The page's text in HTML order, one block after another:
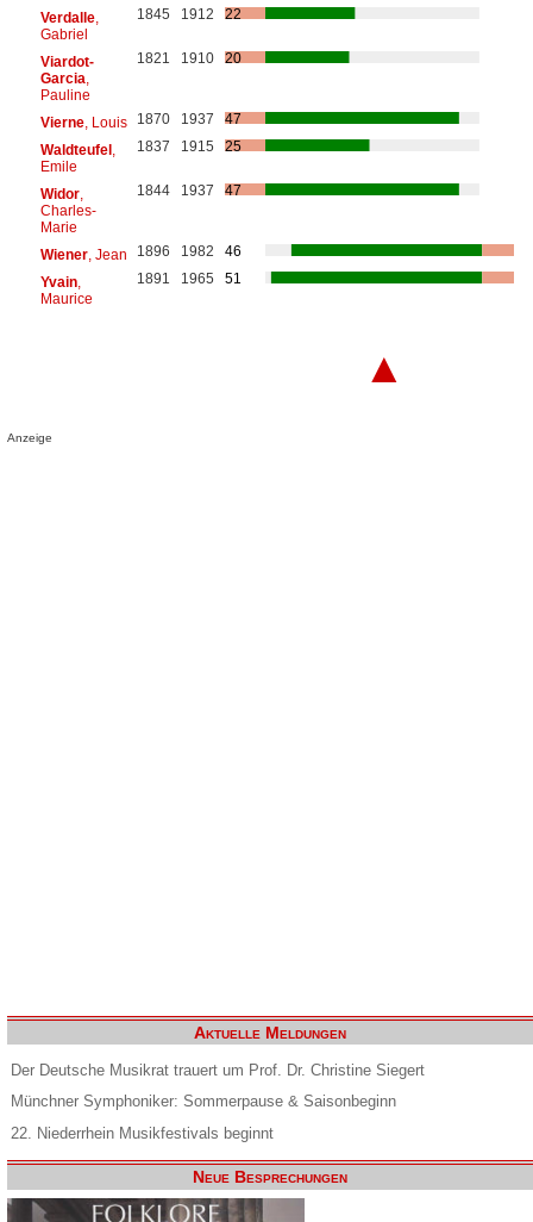
Verdalle,
Gabriel
1845 1912 22
Viardot-
Garcia
Pauline
1821 1910 20
Vierne, Louis 1870 1937
47
Waldteufel,
Emile
1837 1915 25
Widor,
Charles-
Marie
1844 1937 47
Wiener, Jean 1896 1982
46
Yvain,
Maurice
1891 1965 51
▲
Anzeige
Aktuelle Meldungen
Der Deutsche Musikrat trauert um Prof. Dr. Christine Siegert
Münchner Symphoniker: Sommerpause & Saisonbeginn
22. Niederrhein Musikfestivals beginnt
Neue Besprechungen